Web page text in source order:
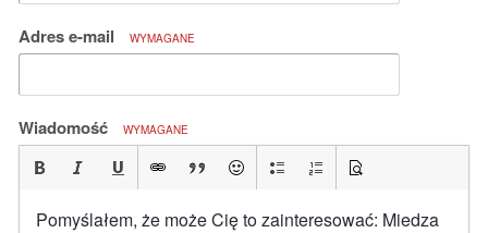
Adres e-mail WYMAGANE
Wiadomość WYMAGANE
Pomyślałem, że może Cię to zainteresować: Miedza